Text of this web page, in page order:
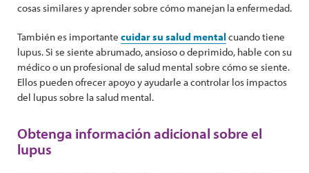
cosas similares y aprender sobre cómo manejan la enfermedad.
También es importante cuidar su salud mentalcuando tiene
lupus. Si se siente abrumado, ansioso o deprimido, hable con su
médico o un profesional de salud mental sobre cómo se siente.
Ellos pueden ofrecer apoyo y ayudarle a controlar los impactos
del lupus sobre la salud mental.
Obtenga información adicional sobre el
lupus